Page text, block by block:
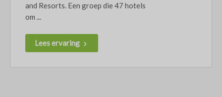
and Resorts. Een groep die 47 hotels
om ...
Lees ervaring